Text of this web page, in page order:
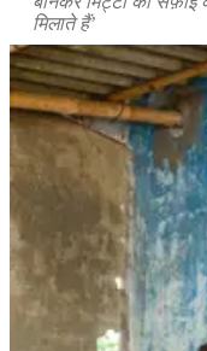
मिलाते हैं’